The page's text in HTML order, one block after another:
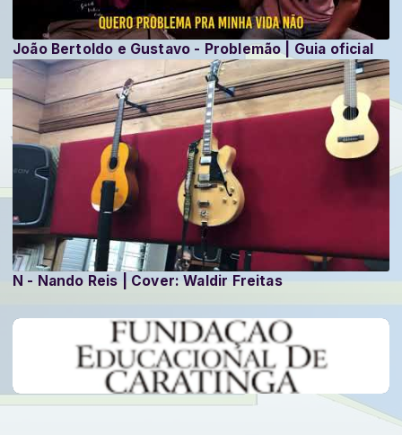
João Bertoldo e Gustavo - Problemão | Guia oficial
N - Nando Reis | Cover: Waldir Freitas